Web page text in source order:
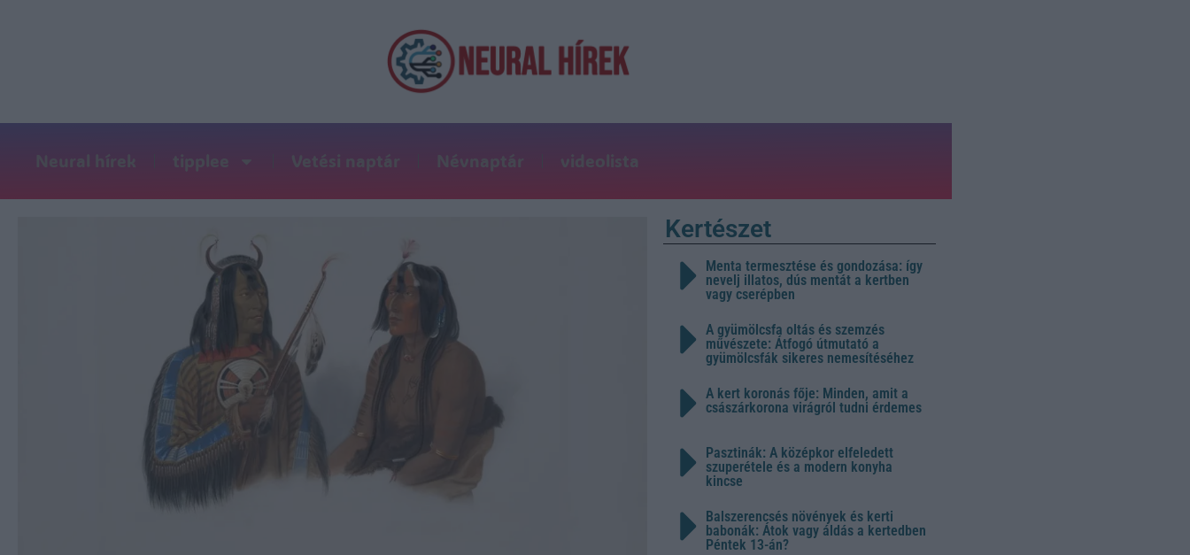
Neural hírek tipplee Vetési naptár Névnaptár videolista
Kertészet
Menta termesztése és gondozása: így
nevelj illatos, dús mentát a kertben
vagy cserépben
A gyümölcsfa oltás és szemzés
művészete: Átfogó útmutató a
gyümölcsfák sikeres nemesítéséhez
A kert koronás fője: Minden, amit a
császárkorona virágról tudni érdemes
Pasztinák: A középkor elfeledett
szuperétele és a modern konyha
kincse
Balszerencsés növények és kerti
babonák: Átok vagy áldás a kertedben
Péntek 13-án?